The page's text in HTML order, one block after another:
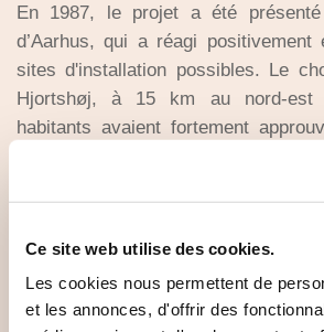
Ce site web utilise des cookies.
Les cookies nous permettent de
et les annonces, d'offrir des
En 1987, le projet a été
d’Aarhus, qui a réagi positivement
sites d'installation possibles. Le
Hjortshøj, à ​​15 km au nord-est
habitants avaient fortement
écovillage coopératif. En
municipalité, un plan local
choix de construction : des
comme l'habitat participatif, les